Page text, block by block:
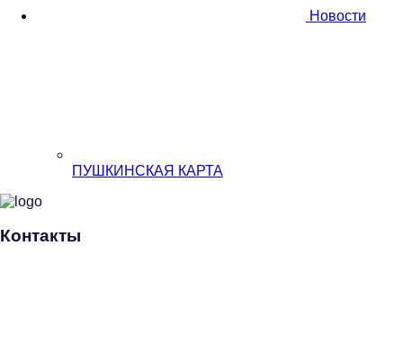
Новости
ПУШКИНСКАЯ КАРТА
Контакты